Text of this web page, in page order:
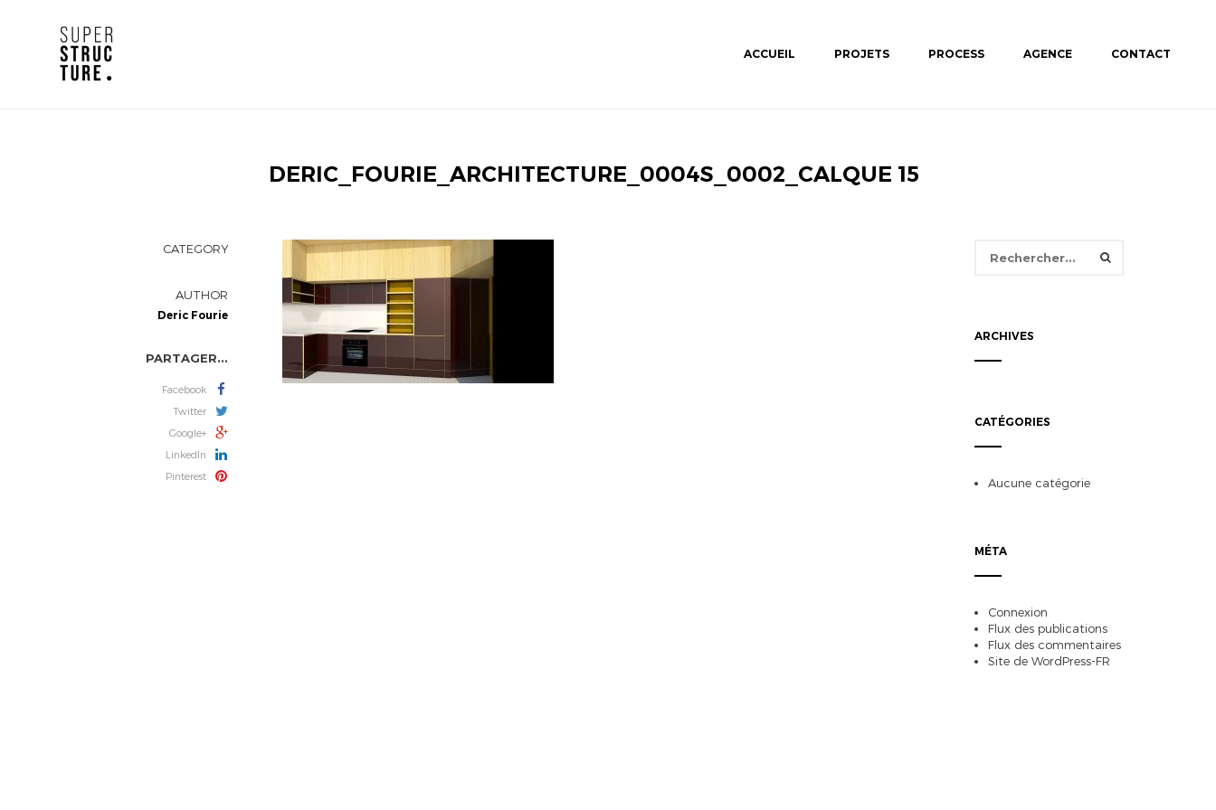
ACCUEIL PROJETS PROCESS AGENCE CONTACT
DERIC_FOURIE_ARCHITECTURE_0004S_0002_CALQUE 15
CATEGORY
AUTHOR
Deric Fourie
PARTAGER...
Facebook
Twitter
Google+
LinkedIn
Pinterest
ARCHIVES
CATÉGORIES
Aucune catégorie
MÉTA
Connexion
Flux des publications
Flux des commentaires
Site de WordPress-FR